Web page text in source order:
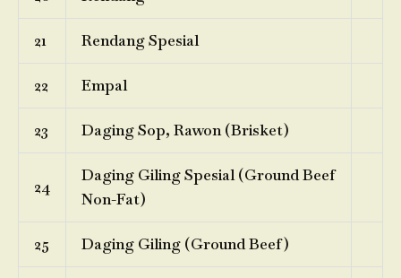
21 Rendang Spesial
22 Empal
23 Daging Sop, Rawon (Brisket)
24
Daging Giling Spesial (Ground Beef
Non-Fat)
25 Daging Giling (Ground Beef)